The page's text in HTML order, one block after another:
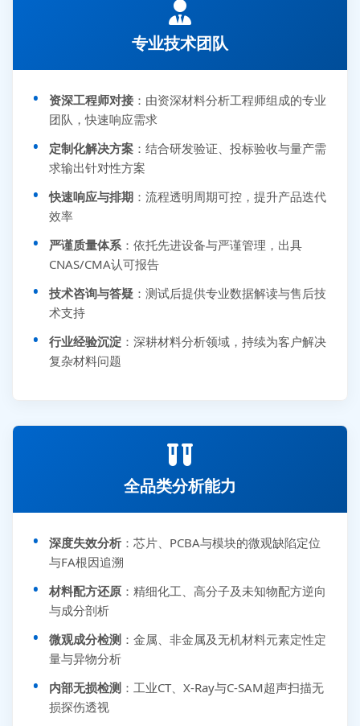
专业技术团队
资深工程师对接 ：由资深材料分析工程师组成的专业
团队，快速响应需求
定制化解决方案 ：结合研发验证、投标验收与量产需
求输出针对性方案
快速响应与排期 ：流程透明周期可控，提升产品迭代
效率
严谨质量体系 ：依托先进设备与严谨管理，出具
CNAS/CMA认可报告
技术咨询与答疑 ：测试后提供专业数据解读与售后技
术支持
行业经验沉淀 ：深耕材料分析领域，持续为客户解决
复杂材料问题
全品类分析能力
深度失效分析 ：芯片、PCBA与模块的微观缺陷定位
与FA根因追溯
材料配方还原 ：精细化工、高分子及未知物配方逆向
与成分剖析
微观成分检测 ：金属、非金属及无机材料元素定性定
量与异物分析
内部无损检测 ：工业CT、X-Ray与C-SAM超声扫描无
损探伤透视